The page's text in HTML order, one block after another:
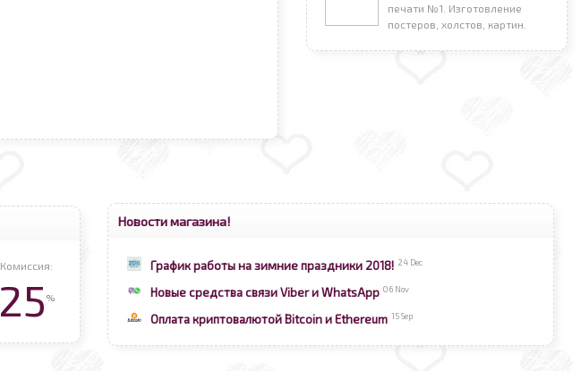
печати №1. Изготовление
постеров, холстов, картин.
Комиссия:
25 %
Новости магазина!
График работы на зимние праздники 2018! 24 Dec
Новые средства связи Viber и WhatsApp 06 Nov
Оплата криптовалютой Bitcoin и Ethereum 15 Sep